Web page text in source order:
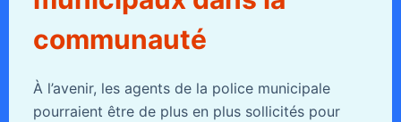
communauté
À l’avenir, les agents de la police municipale
pourraient être de plus en plus sollicités pour